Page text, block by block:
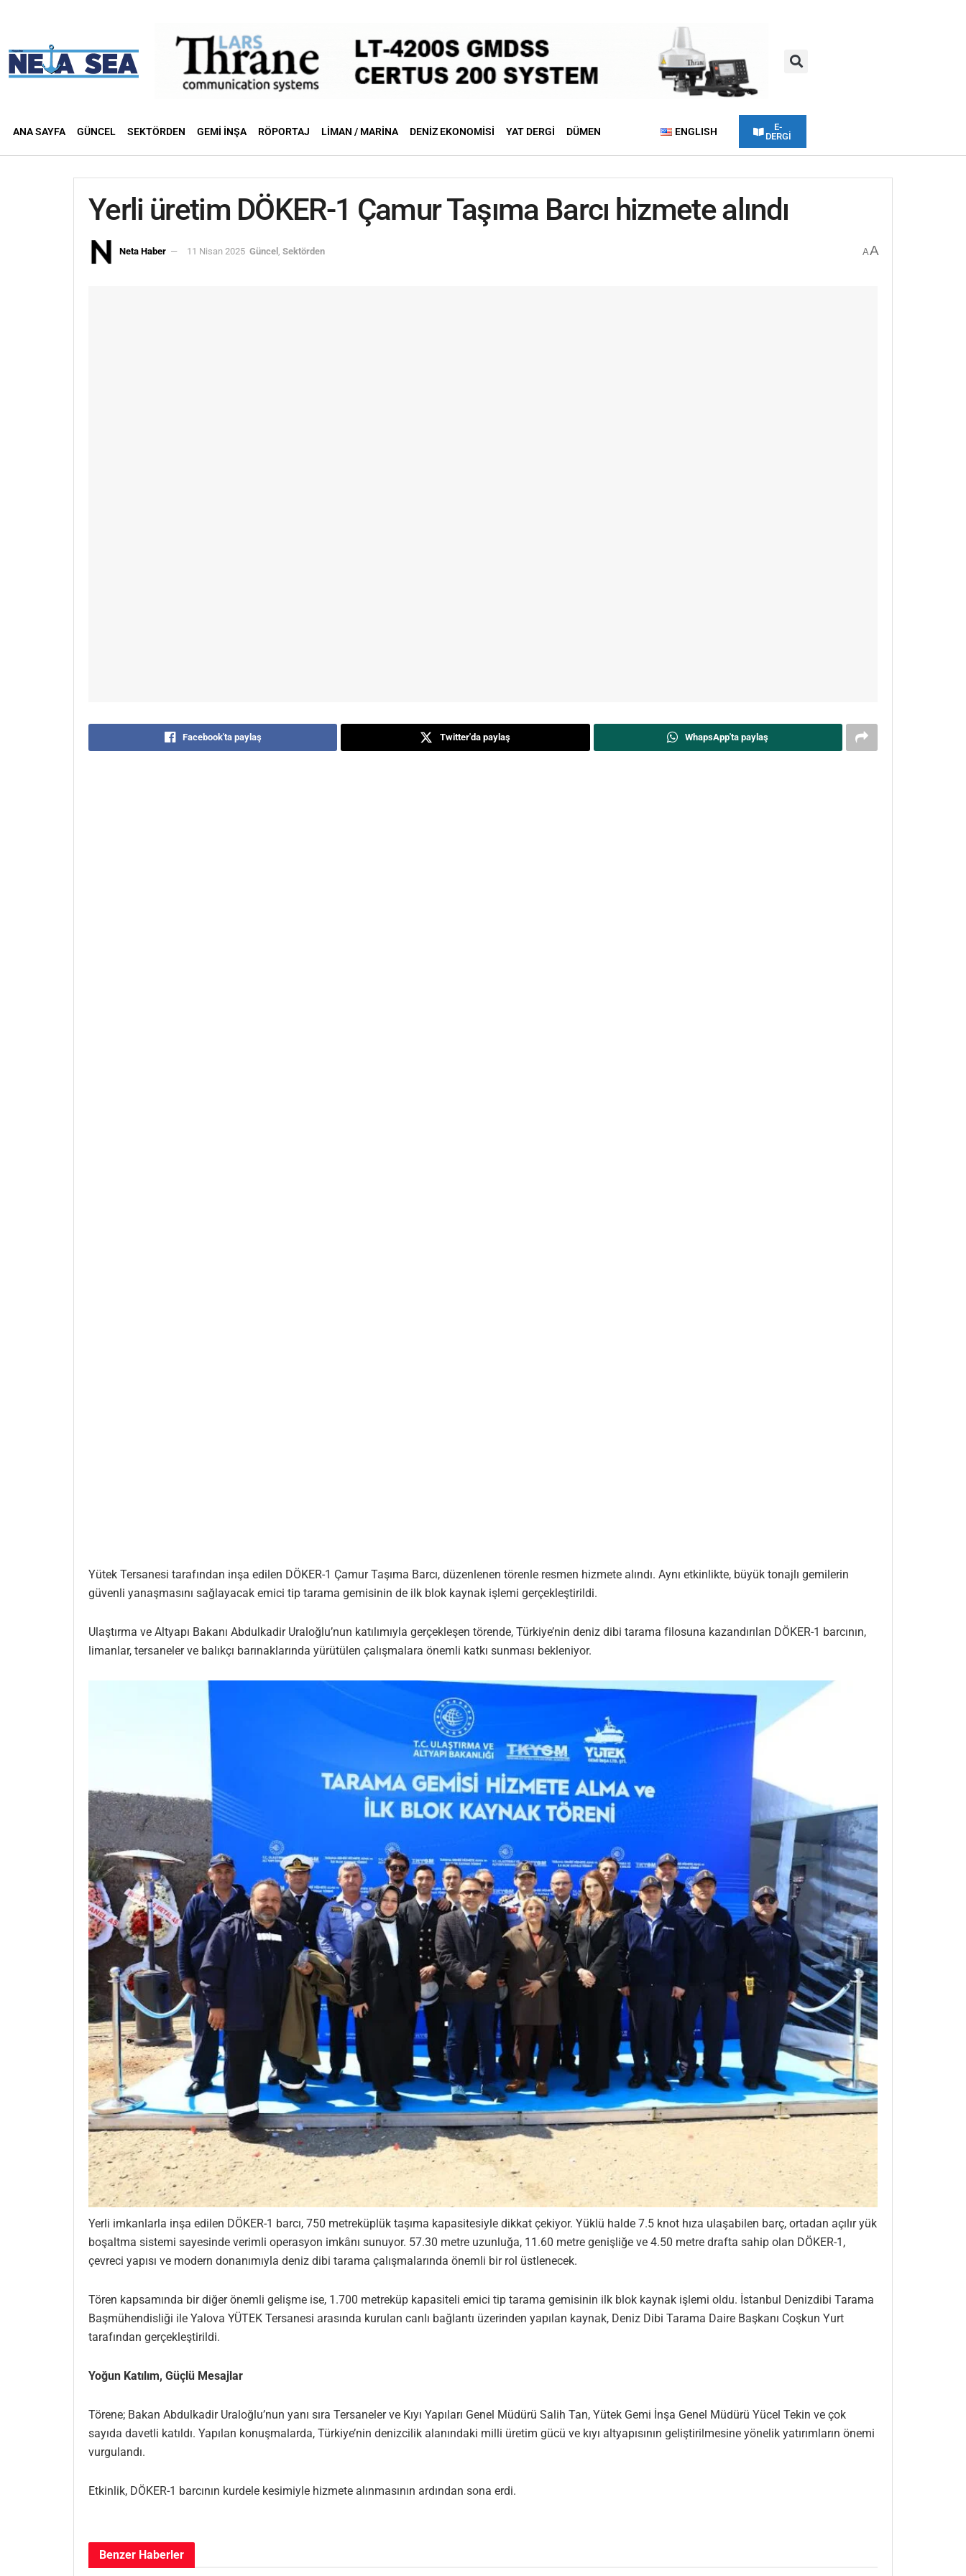
ANA SAYFA GÜNCEL SEKTÖRDEN GEMI İNŞA RÖPORTAJ LIMAN / MARINA DENIZ EKONOMISI YAT DERGI DÜMEN ENGLISH
E-
DERGİ
Yerli üretim DÖKER-1 Çamur Taşıma Barcı hizmete alındı
Neta Haber 11 Nisan 2025 Güncel Sektörden AA
Facebook'ta paylaş Twitter'da paylaş WhapsApp'ta paylaş
Yütek Tersanesi tarafından inşa edilen DÖKER-1 Çamur Taşıma Barcı, düzenlenen törenle resmen hizmete alındı. Aynı etkinlikte, büyük tonajlı gemilerin
güvenli yanaşmasını sağlayacak emici tip tarama gemisinin de ilk blok kaynak işlemi gerçekleştirildi.
Ulaştırma ve Altyapı Bakanı Abdulkadir Uraloğlu’nun katılımıyla gerçekleşen törende, Türkiye’nin deniz dibi tarama filosuna kazandırılan DÖKER-1 barcının,
limanlar, tersaneler ve balıkçı barınaklarında yürütülen çalışmalara önemli katkı sunması bekleniyor.
Yerli imkanlarla inşa edilen DÖKER-1 barcı, 750 metreküplük taşıma kapasitesiyle dikkat çekiyor. Yüklü halde 7.5 knot hıza ulaşabilen barç, ortadan açılır yük
boşaltma sistemi sayesinde verimli operasyon imkânı sunuyor. 57.30 metre uzunluğa, 11.60 metre genişliğe ve 4.50 metre drafta sahip olan DÖKER-1,
çevreci yapısı ve modern donanımıyla deniz dibi tarama çalışmalarında önemli bir rol üstlenecek.
Tören kapsamında bir diğer önemli gelişme ise, 1.700 metreküp kapasiteli emici tip tarama gemisinin ilk blok kaynak işlemi oldu. İstanbul Denizdibi Tarama
Başmühendisliği ile Yalova YÜTEK Tersanesi arasında kurulan canlı bağlantı üzerinden yapılan kaynak, Deniz Dibi Tarama Daire Başkanı Coşkun Yurt
tarafından gerçekleştirildi.
Yoğun Katılım, Güçlü Mesajlar
Törene; Bakan Abdulkadir Uraloğlu’nun yanı sıra Tersaneler ve Kıyı Yapıları Genel Müdürü Salih Tan, Yütek Gemi İnşa Genel Müdürü Yücel Tekin ve çok
sayıda davetli katıldı. Yapılan konuşmalarda, Türkiye’nin denizcilik alanındaki milli üretim gücü ve kıyı altyapısının geliştirilmesine yönelik yatırımların önemi
vurgulandı.
Etkinlik, DÖKER-1 barcının kurdele kesimiyle hizmete alınmasının ardından sona erdi.
Benzer Haberler